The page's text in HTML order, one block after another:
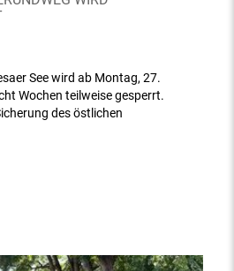
See wird ab Montag, 27.
Wochen teilweise gesperrt.
des östlichen